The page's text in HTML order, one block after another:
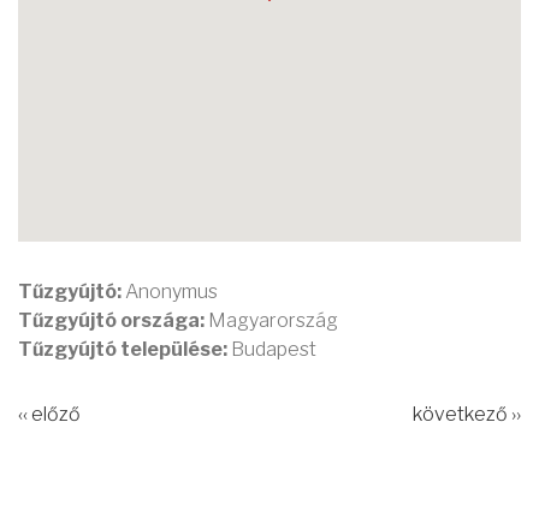
Tűzgyújtó: Anonymus
Tűzgyújtó országa: Magyarország
Tűzgyújtó települése: Budapest
‹‹ előző következő ››